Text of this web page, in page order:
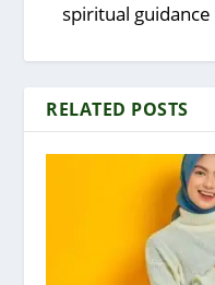
spiritual
RELATED POSTS